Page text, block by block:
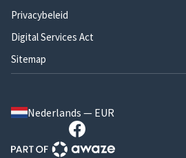
Privacybeleid
Digital Services Act
Sitemap
Nederlands — EUR